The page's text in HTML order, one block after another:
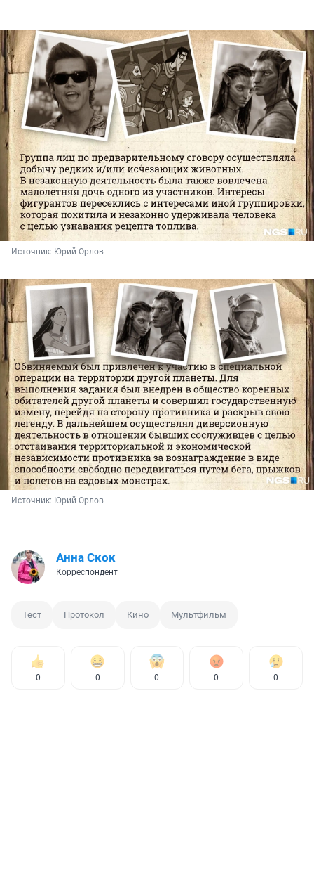
Источник: Юрий Орлов
Источник: Юрий Орлов
Анна Скок
Корреспондент
Тест Протокол Кино Мультфильм
0 0 0 0 0